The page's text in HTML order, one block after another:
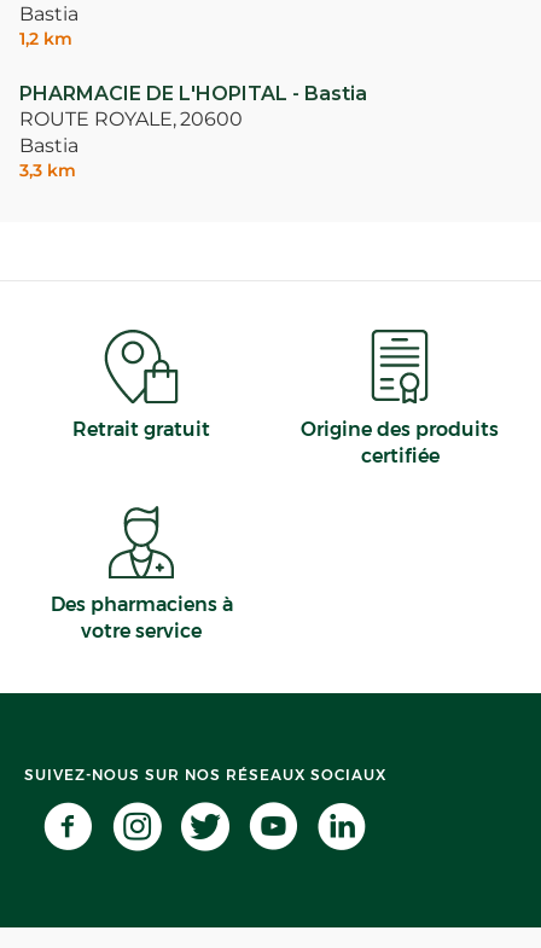
Bastia
1,2 km
PHARMACIE DE L'HOPITAL - Bastia
ROUTE ROYALE,20600
Bastia
3,3 km
Retrait gratuit
Origine des produits
certifiée
Des pharmaciens à
votre service
SUIVEZ-NOUS SUR NOS RÉSEAUX SOCIAUX